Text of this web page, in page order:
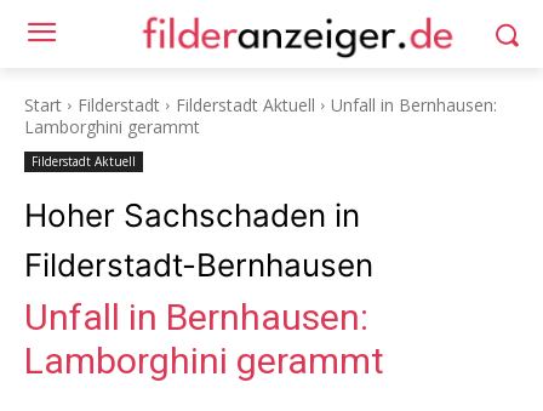
Start Filderstadt Filderstadt Aktuell
Unfall in Bernhausen:
Lamborghini gerammt
Filderstadt Aktuell
Hoher Sachschaden in
Filderstadt-Bernhausen
Unfall in Bernhausen:
Lamborghini gerammt